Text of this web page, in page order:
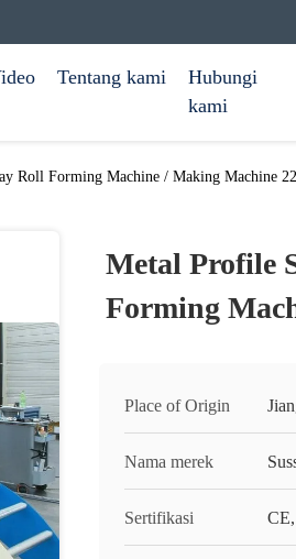
Tentang kami
Hubungi
kami
Roll Forming Machine / Making Machine
Metal Profile
Forming
Place of Origin
Nama merek
Sertifikasi